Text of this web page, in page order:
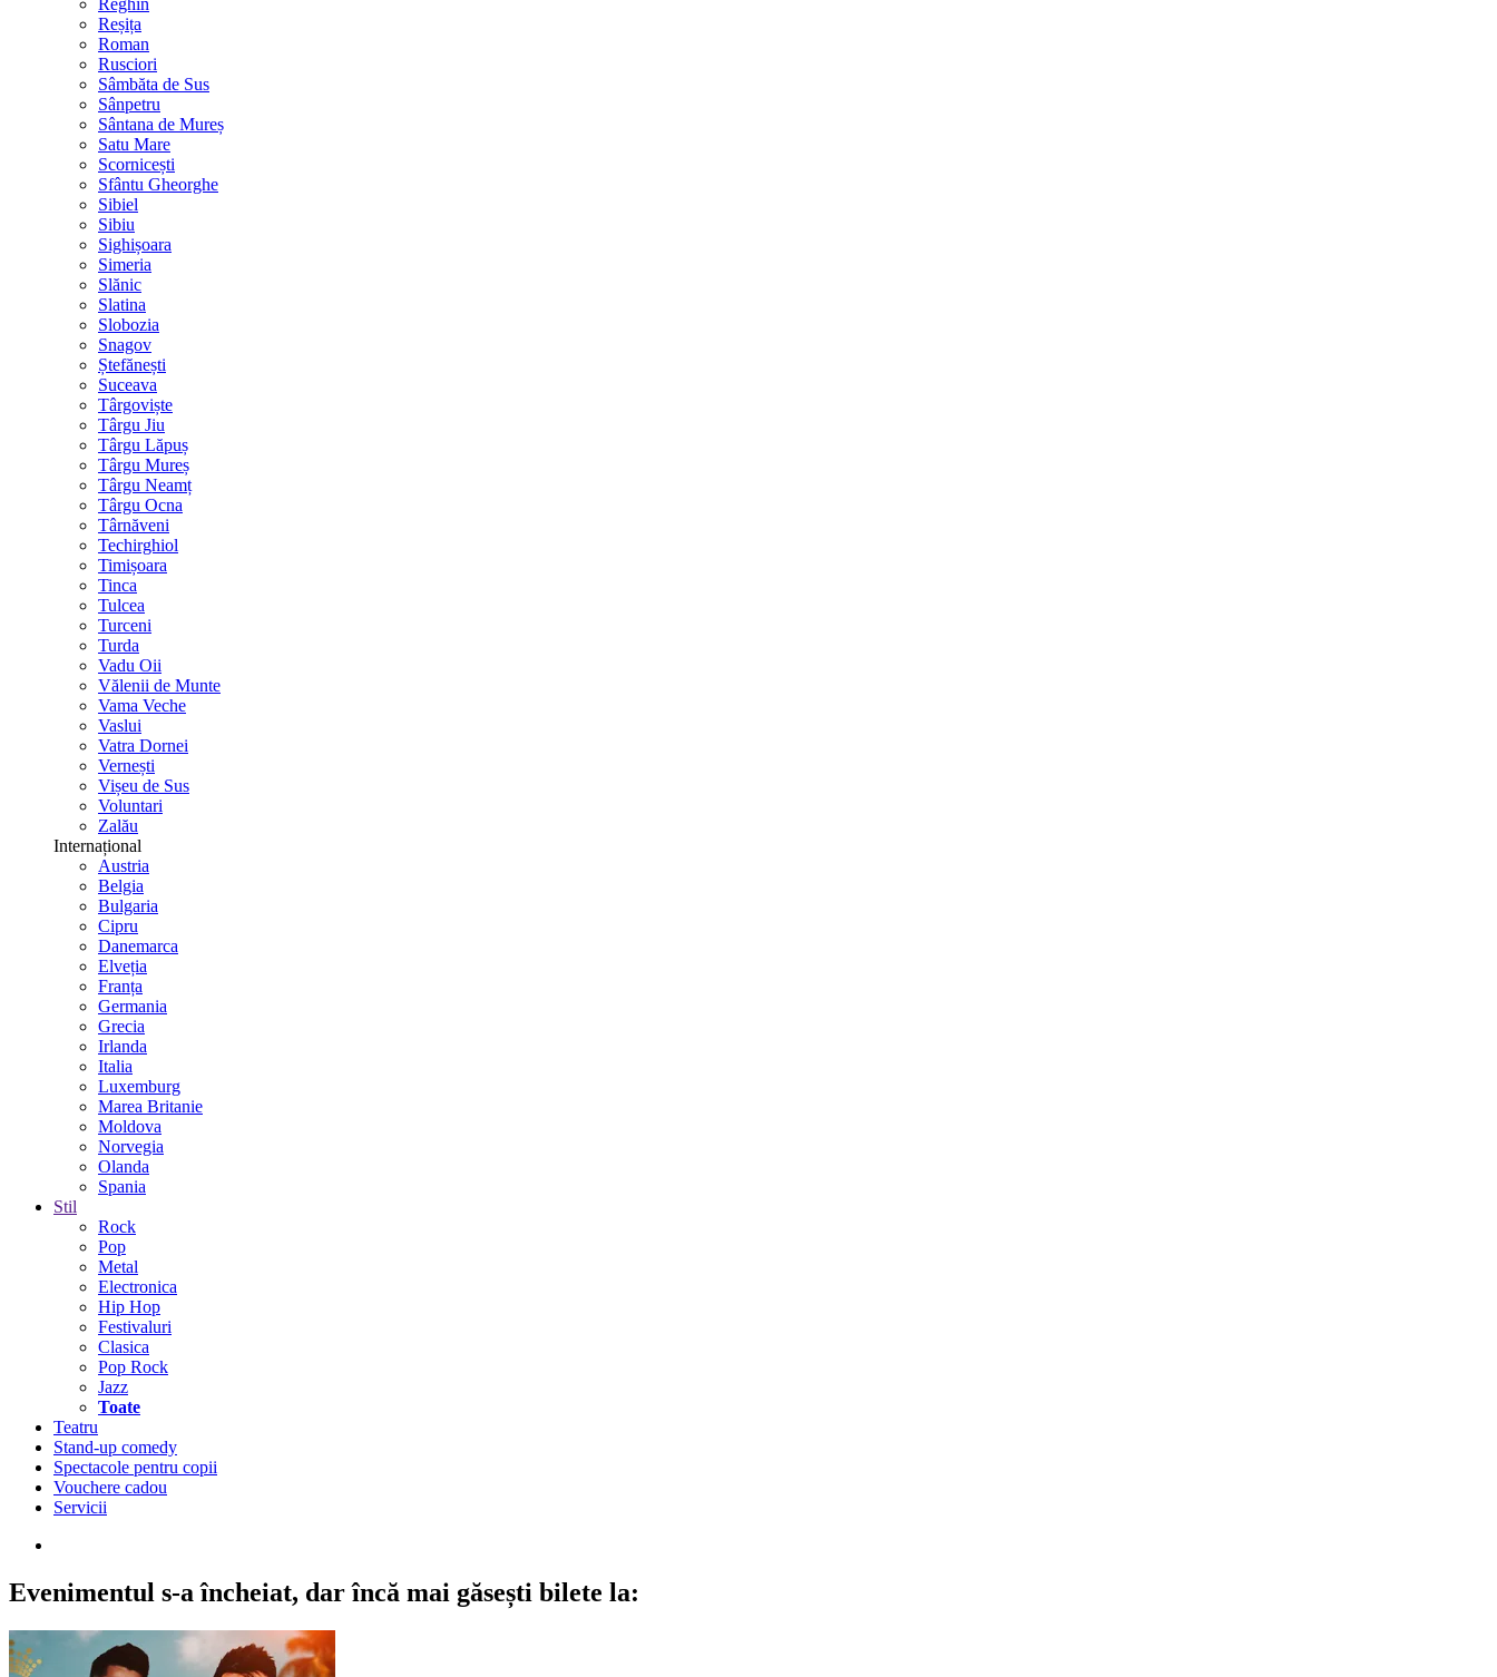
Reghin
Reșița
Roman
Rusciori
Sâmbăta de Sus
Sânpetru
Sântana de Mureș
Satu Mare
Scornicești
Sfântu Gheorghe
Sibiel
Sibiu
Sighișoara
Simeria
Slănic
Slatina
Slobozia
Snagov
Ștefănești
Suceava
Târgoviște
Târgu Jiu
Târgu Lăpuș
Târgu Mureș
Târgu Neamț
Târgu Ocna
Târnăveni
Techirghiol
Timișoara
Tinca
Tulcea
Turceni
Turda
Vadu Oii
Vălenii de Munte
Vama Veche
Vaslui
Vatra Dornei
Vernești
Vișeu de Sus
Voluntari
Zalău
Internațional
Austria
Belgia
Bulgaria
Cipru
Danemarca
Elveția
Franța
Germania
Grecia
Irlanda
Italia
Luxemburg
Marea Britanie
Moldova
Norvegia
Olanda
Spania
Stil
Rock
Pop
Metal
Electronica
Hip Hop
Festivaluri
Clasica
Pop Rock
Jazz
Toate
Teatru
Stand-up comedy
Spectacole pentru copii
Vouchere cadou
Servicii
Evenimentul s-a încheiat, dar încă mai găsești bilete la: